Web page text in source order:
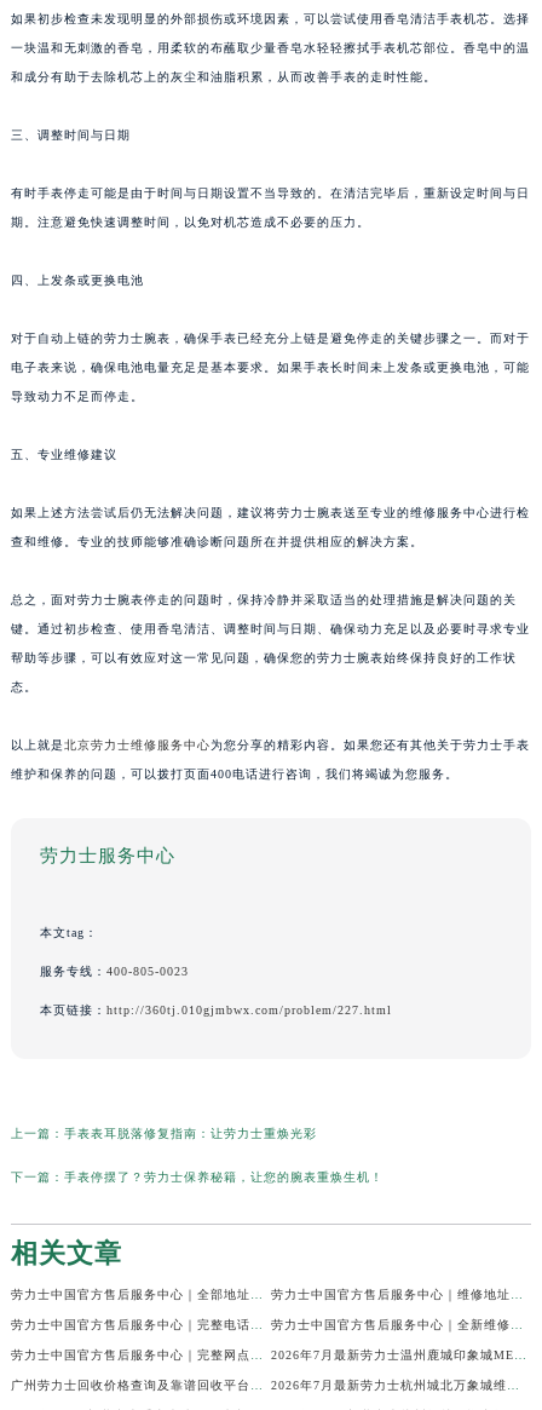
如果初步检查未发现明显的外部损伤或环境因素，可以尝试使用香皂清洁手表机芯。选择
一块温和无刺激的香皂，用柔软的布蘸取少量香皂水轻轻擦拭手表机芯部位。香皂中的温
和成分有助于去除机芯上的灰尘和油脂积累，从而改善手表的走时性能。
三、调整时间与日期
有时手表停走可能是由于时间与日期设置不当导致的。在清洁完毕后，重新设定时间与日
期。注意避免快速调整时间，以免对机芯造成不必要的压力。
四、上发条或更换电池
对于自动上链的劳力士腕表，确保手表已经充分上链是避免停走的关键步骤之一。而对于
电子表来说，确保电池电量充足是基本要求。如果手表长时间未上发条或更换电池，可能
导致动力不足而停走。
五、专业维修建议
如果上述方法尝试后仍无法解决问题，建议将劳力士腕表送至专业的维修服务中心进行检
查和维修。专业的技师能够准确诊断问题所在并提供相应的解决方案。
总之，面对劳力士腕表停走的问题时，保持冷静并采取适当的处理措施是解决问题的关
键。通过初步检查、使用香皂清洁、调整时间与日期、确保动力充足以及必要时寻求专业
帮助等步骤，可以有效应对这一常见问题，确保您的劳力士腕表始终保持良好的工作状
态。
以上就是北京劳力士维修服务中心为您分享的精彩内容。如果您还有其他关于劳力士手表
维护和保养的问题，可以拨打页面400电话进行咨询，我们将竭诚为您服务。
劳力士服务中心
本文tag：
服务专线： 400-805-0023
本页链接： http://360tj.010gjmbwx.com/problem/227.html
上一篇： 手表表耳脱落修复指南：让劳力士重焕光彩
下一篇： 手表停摆了？劳力士保养秘籍，让您的腕表重焕生机！
相关文章